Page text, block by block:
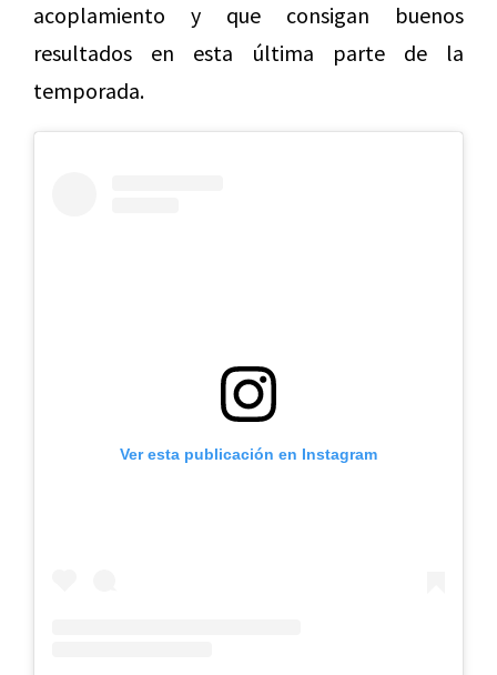
acoplamiento y que consigan buenos
resultados en esta última parte de la
temporada.
Ver esta publicación en Instagram